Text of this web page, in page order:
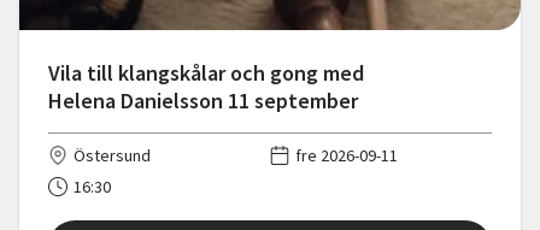
Vila till klangskålar och gong med
Helena Danielsson 11 september
Östersund
fre 2026-09-11
16:30